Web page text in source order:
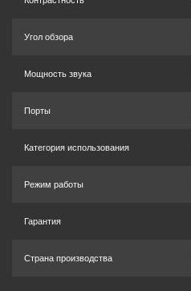
Угол обзора
Мощность звука
Порты
Категория использования
Режим работы
Гарантия
Страна производства